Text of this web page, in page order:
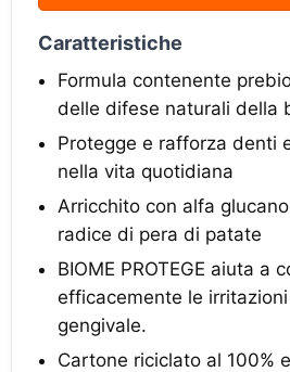
Caratteristiche
Formula contenente
delle difese naturali della
Protegge e rafforza denti
nella vita quotidiana
Arricchito con alfa
radice di pera di patate
BIOME PROTEGE aiuta a
efficacemente le
gengivale.
Cartone riciclato al 100%